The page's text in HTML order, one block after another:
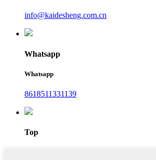
info@kaidesheng.com.cn
Whatsapp
Whatsapp
8618511331139
Top